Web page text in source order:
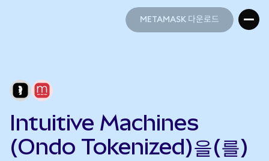
METAMASK 다운로드
Intuitive Machines
(Ondo Tokenized)을(를)